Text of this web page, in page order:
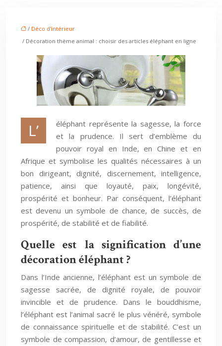
/ Déco d'intérieur
/ Décoration thème animal : choisir des articles éléphant en ligne
L’
éléphant représente la sagesse, la force
et la prudence. Il sert d’emblème du
pouvoir royal en Inde, en Chine et en
Afrique et symbolise les qualités nécessaires à un
bon dirigeant, dignité, discernement, intelligence,
patience, ainsi que loyauté, paix, longévité,
prospérité et bonheur. Par conséquent, l’éléphant
est devenu un symbole de chance, de succès, de
prospérité, de stabilité et de fiabilité.
Quelle est la signification d’une
décoration éléphant ?
Dans l’Inde ancienne, l’éléphant est un symbole de
sagesse sacrée, de dignité royale, de pouvoir
invincible et de prudence. Dans le bouddhisme,
l’éléphant est l’animal sacré le plus vénéré, symbole
de connaissance spirituelle et de stabilité. C’est un
symbole de compassion, d’amour, de gentillesse et